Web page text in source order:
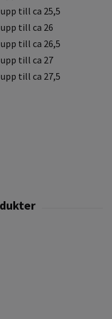
upp till ca 25,5
upp till ca 26
upp till ca 26,5
upp till ca 27
upp till ca 27,5